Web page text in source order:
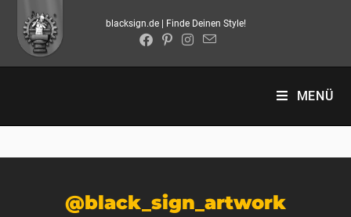
blacksign.de | Finde Deinen Style!
MENÜ
@black_sign_artwork